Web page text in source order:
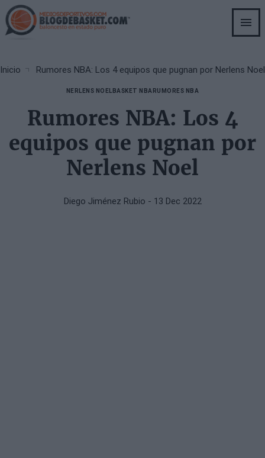
Skip
to
main
Breadcrumb
Inicio Rumores NBA: Los 4 equipos que pugnan por Nerlens Noel
NERLENS NOEL BASKET NBA RUMORES NBA
Rumores NBA: Los 4
equipos que pugnan por
Nerlens Noel
Diego Jiménez Rubio - 13 Dec 2022